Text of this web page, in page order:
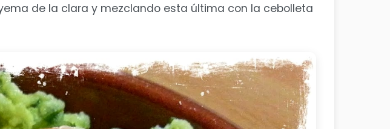
de la clara y mezclando esta última con la cebolleta